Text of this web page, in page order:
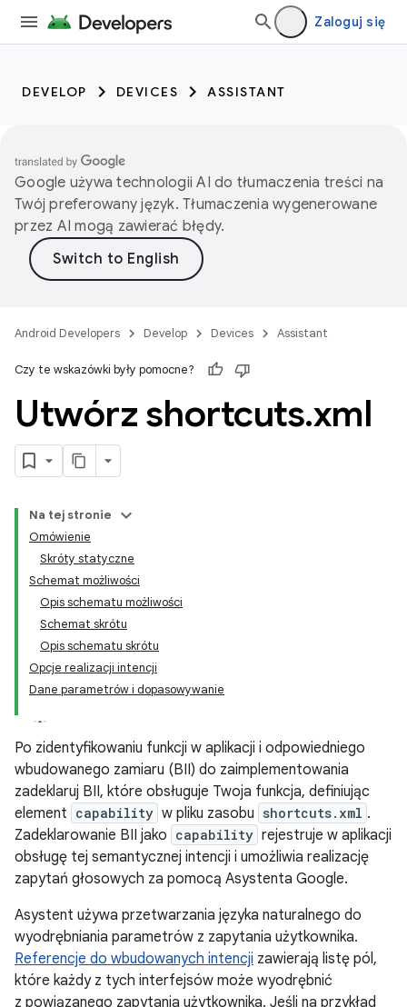
Zaloguj się
DEVELOP DEVICES ASSISTANT
Google używa technologii AI do tłumaczenia treści na
Twój preferowany język. Tłumaczenia wygenerowane
przez AI mogą zawierać błędy.
Android Developers Develop Devices Assistant
Czy te wskazówki były pomocne?
Utwórz shortcuts.xml
Na tej stronie
Omówienie
Skróty statyczne
Schemat możliwości
Opis schematu możliwości
Schemat skrótu
Opis schematu skrótu
Opcje realizacji intencji
Dane parametrów i dopasowywanie
Po zidentyfikowaniu funkcji w aplikacji i odpowiedniego
wbudowanego zamiaru (BII) do zaimplementowania
zadeklaruj BII, które obsługuje Twoja funkcja, definiując
element capability w pliku zasobu shortcuts.xml .
Zadeklarowanie BII jako capability rejestruje w aplikacji
obsługę tej semantycznej intencji i umożliwia realizację
zapytań głosowych za pomocą Asystenta Google.
Asystent używa przetwarzania języka naturalnego do
wyodrębniania parametrów z zapytania użytkownika.
Referencje do wbudowanych intencji zawierają listę pól,
które każdy z tych interfejsów może wyodrębnić
z powiązanego zapytania użytkownika. Jeśli na przykład